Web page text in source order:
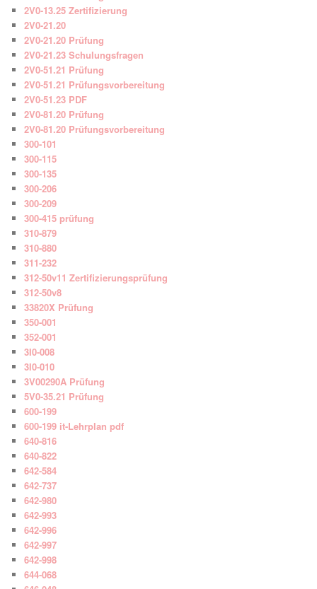
2V0-13.25 Zertifizierung
2V0-21.20
2V0-21.20 Prüfung
2V0-21.23 Schulungsfragen
2V0-51.21 Prüfung
2V0-51.21 Prüfungsvorbereitung
2V0-51.23 PDF
2V0-81.20 Prüfung
2V0-81.20 Prüfungsvorbereitung
300-101
300-115
300-135
300-206
300-209
300-415 prüfung
310-879
310-880
311-232
312-50v11 Zertifizierungsprüfung
312-50v8
33820X Prüfung
350-001
352-001
3I0-008
3I0-010
3V00290A Prüfung
5V0-35.21 Prüfung
600-199
600-199 it-Lehrplan pdf
640-816
640-822
642-584
642-737
642-980
642-993
642-996
642-997
642-998
644-068